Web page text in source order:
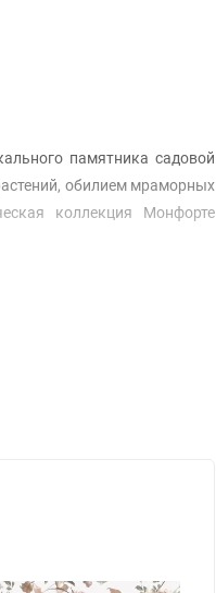
памятника садовой
обилием мраморных
коллекция Монфорте